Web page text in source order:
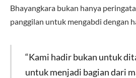
Bhayangkara bukan hanya
panggilan untuk mengabdi dengan
“Kami hadir bukan untuk
untuk menjadi bagian dari